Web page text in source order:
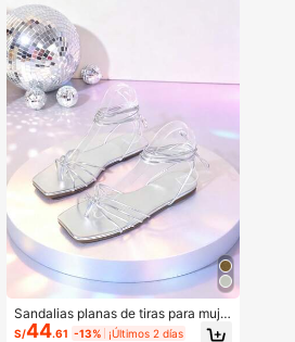
cana
Sandalias planas de tiras para muje
r, estilo romano, de moda europea y
S/44.61 -13% ¡Últimos 2 días